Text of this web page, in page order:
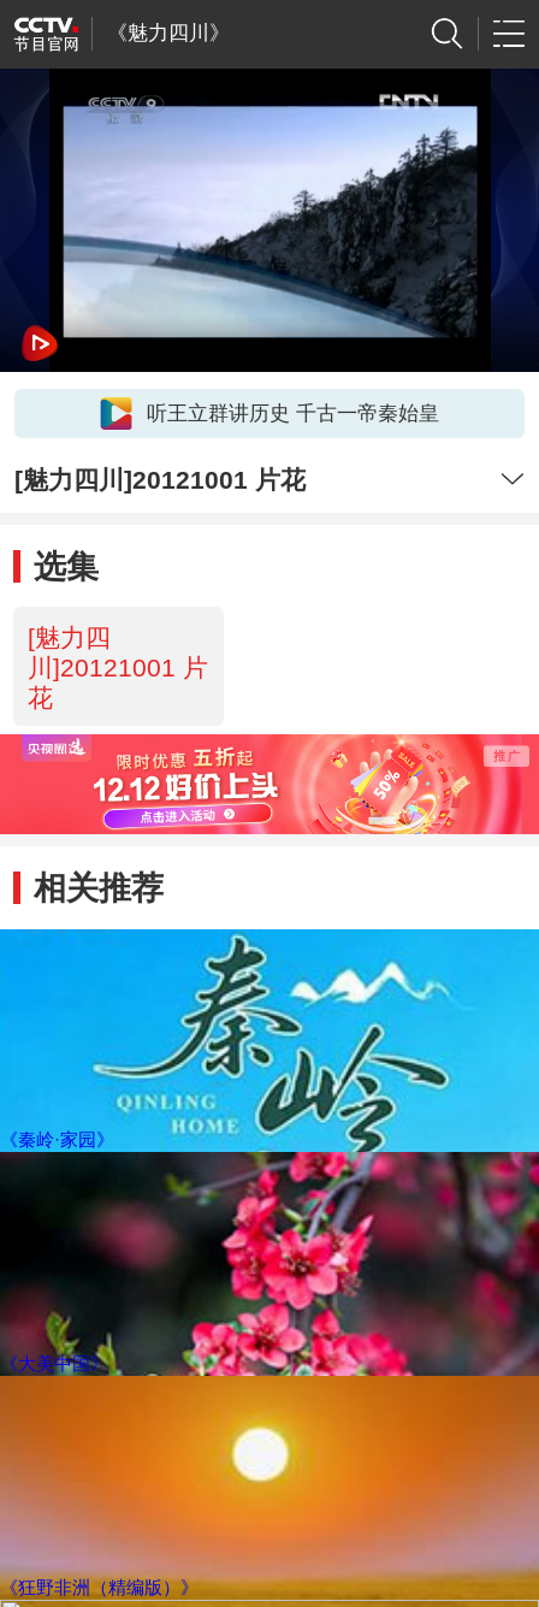
《魅力四川》
听王立群讲历史 千古一帝秦始皇
[魅力四川]20121001 片花
选集
[魅力四
川]20121001 片
花
相关推荐
《秦岭·家园》
《大美中国》
《狂野非洲（精编版）》